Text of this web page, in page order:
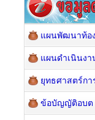
แผนพัฒนาท้อ
แผนดำเนินงา
ยุทธศาสตร์ก
ข้อบัญญัติอบต